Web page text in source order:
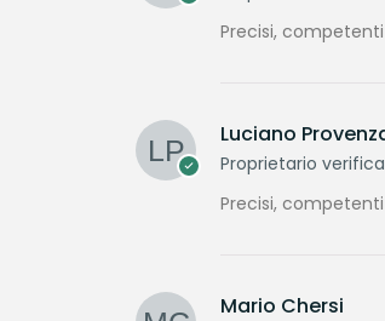
Precisi,
Luciano
Proprietario
Precisi,
Mario Chersi